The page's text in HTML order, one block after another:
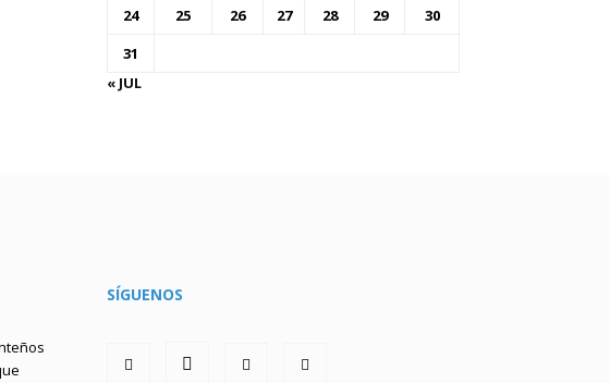
24
25 26 27 28 29
30
31
« JUL
SÍGUENOS